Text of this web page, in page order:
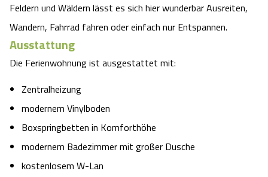
Feldern und Wäldern lässt es sich hier wunderbar Ausreiten,
Wandern, Fahrrad fahren oder einfach nur Entspannen.
Ausstattung
Die Ferienwohnung ist ausgestattet mit:
Zentralheizung
modernem Vinylboden
Boxspringbetten in Komforthöhe
modernem Badezimmer mit großer Dusche
kostenlosem W-Lan